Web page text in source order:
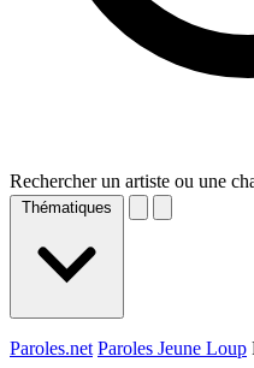
Rechercher un artiste ou une
Thématiques
Paroles.net Paroles Jeune Loup